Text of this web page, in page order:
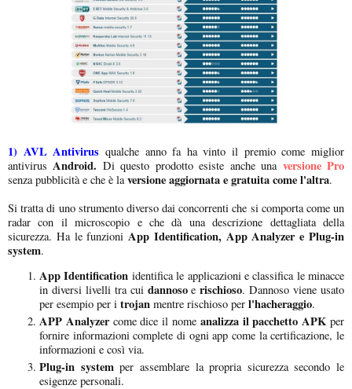
1) AVL Antivirus qualche anno fa ha vinto il premio come miglior
antivirusAndroid. Di questo prodotto esiste anche una versione Pro
senza pubblicità e che è laversione aggiornata e gratuita come l'altra.
Si tratta di uno strumento diverso dai concorrenti che si comporta come un
radar con il microscopio e che dà una descrizione dettagliata della
sicurezza. Ha le funzioniApp Identification, App Analyzer e Plug-in
system.
App Identification identifica le applicazioni e classifica le minacce
in diversi livelli tra cuidannosoerischioso. Dannoso viene usato
per esempio per i trojan mentre rischioso per l'hacheraggio.
APP Analyzercome dice il nome analizza il pacchetto APK per
fornire informazioni complete di ogni app come la certificazione, le
informazioni e così via.
Plug-in systemper assemblare la propria sicurezza secondo le
esigenze personali.